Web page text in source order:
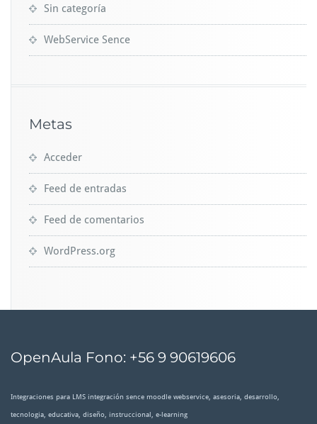
Sin categoría
WebService Sence
Metas
Acceder
Feed de entradas
Feed de comentarios
WordPress.org
OpenAula Fono: +56 9 90619606
Integraciones para LMS integración sence moodle webservice, asesoria, desarrollo,
tecnologia, educativa, diseño, instruccional, e-learning